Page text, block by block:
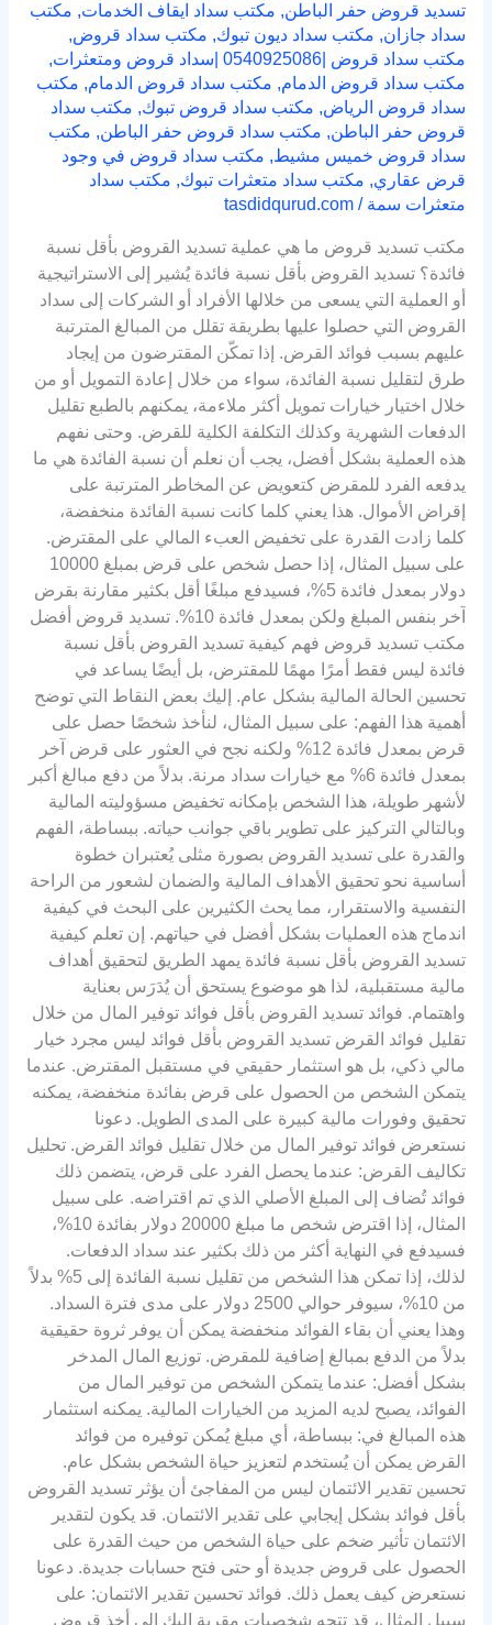
تسديد قروض حفر الباطن, مكتب سداد ايقاف الخدمات, مكتب
سداد جازان, مكتب سداد ديون تبوك, مكتب سداد قروض,
مكتب سداد قروض |0540925086 |سداد قروض ومتعثرات
,
مكتب سداد قروض الدمام, مكتب سداد قروض الدمام, مكتب
سداد قروض الرياض, مكتب سداد قروض تبوك, مكتب سداد
قروض حفر الباطن, مكتب سداد قروض حفر الباطن, مكتب
سداد قروض خميس مشيط, مكتب سداد قروض في وجود
قرض عقاري, مكتب سداد متعثرات تبوك, مكتب سداد
متعثرات سمة /
tasdidqurud.com
مكتب تسديد قروض ما هي عملية تسديد القروض بأقل نسبة
فائدة؟ تسديد القروض بأقل نسبة فائدة يُشير إلى الاستراتيجية
أو العملية التي يسعى من خلالها الأفراد أو الشركات إلى سداد
القروض التي حصلوا عليها بطريقة تقلل من المبالغ المترتبة
عليهم بسبب فوائد القرض. إذا تمكّن المقترضون من إيجاد
طرق لتقليل نسبة الفائدة، سواء من خلال إعادة التمويل أو من
خلال اختيار خيارات تمويل أكثر ملاءمة، يمكنهم بالطبع تقليل
الدفعات الشهرية وكذلك التكلفة الكلية للقرض. وحتى نفهم
هذه العملية بشكل أفضل، يجب أن نعلم أن نسبة الفائدة هي ما
يدفعه الفرد للمقرض كتعويض عن المخاطر المترتبة على
إقراض الأموال. هذا يعني كلما كانت نسبة الفائدة منخفضة،
كلما زادت القدرة على تخفيض العبء المالي على المقترض.
على سبيل المثال، إذا حصل شخص على قرض بمبلغ 10000
دولار بمعدل فائدة 5%، فسيدفع مبلغًا أقل بكثير مقارنة بقرض
آخر بنفس المبلغ ولكن بمعدل فائدة 10%. تسديد قروض أفضل
مكتب تسديد قروض فهم كيفية تسديد القروض بأقل نسبة
فائدة ليس فقط أمرًا مهمًا للمقترض، بل أيضًا يساعد في
تحسين الحالة المالية بشكل عام. إليك بعض النقاط التي توضح
أهمية هذا الفهم: على سبيل المثال، لنأخذ شخصًا حصل على
قرض بمعدل فائدة 12% ولكنه نجح في العثور على قرض آخر
بمعدل فائدة 6% مع خيارات سداد مرنة. بدلاً من دفع مبالغ أكبر
لأشهر طويلة، هذا الشخص بإمكانه تخفيض مسؤوليته المالية
وبالتالي التركيز على تطوير باقي جوانب حياته. ببساطة، الفهم
والقدرة على تسديد القروض بصورة مثلى يُعتبران خطوة
أساسية نحو تحقيق الأهداف المالية والضمان لشعور من الراحة
النفسية والاستقرار، مما يحث الكثيرين على البحث في كيفية
اندماج هذه العمليات بشكل أفضل في حياتهم. إن تعلم كيفية
تسديد القروض بأقل نسبة فائدة يمهد الطريق لتحقيق أهداف
مالية مستقبلية، لذا هو موضوع يستحق أن يُدَرَس بعناية
واهتمام. فوائد تسديد القروض بأقل فوائد توفير المال من خلال
تقليل فوائد القرض تسديد القروض بأقل فوائد ليس مجرد خيار
مالي ذكي، بل هو استثمار حقيقي في مستقبل المقترض. عندما
يتمكن الشخص من الحصول على قرض بفائدة منخفضة، يمكنه
تحقيق وفورات مالية كبيرة على المدى الطويل. دعونا
نستعرض فوائد توفير المال من خلال تقليل فوائد القرض. تحليل
تكاليف القرض: عندما يحصل الفرد على قرض، يتضمن ذلك
فوائد تُضاف إلى المبلغ الأصلي الذي تم اقتراضه. على سبيل
المثال، إذا اقترض شخص ما مبلغ 20000 دولار بفائدة 10%،
فسيدفع في النهاية أكثر من ذلك بكثير عند سداد الدفعات.
لذلك، إذا تمكن هذا الشخص من تقليل نسبة الفائدة إلى 5% بدلاً
من 10%، سيوفر حوالي 2500 دولار على مدى فترة السداد.
وهذا يعني أن بقاء الفوائد منخفضة يمكن أن يوفر ثروة حقيقية
بدلاً من الدفع بمبالغ إضافية للمقرض. توزيع المال المدخر
بشكل أفضل: عندما يتمكن الشخص من توفير المال من
الفوائد، يصبح لديه المزيد من الخيارات المالية. يمكنه استثمار
هذه المبالغ في: ببساطة، أي مبلغ يُمكن توفيره من فوائد
القرض يمكن أن يُستخدم لتعزيز حياة الشخص بشكل عام.
تحسين تقدير الائتمان ليس من المفاجئ أن يؤثر تسديد القروض
بأقل فوائد بشكل إيجابي على تقدير الائتمان. قد يكون لتقدير
الائتمان تأثير ضخم على حياة الشخص من حيث القدرة على
الحصول على قروض جديدة أو حتى فتح حسابات جديدة. دعونا
نستعرض كيف يعمل ذلك. فوائد تحسين تقدير الائتمان: على
سبيل المثال، قد تتجه شخصيات مقربة إليك إلى أخذ قروض